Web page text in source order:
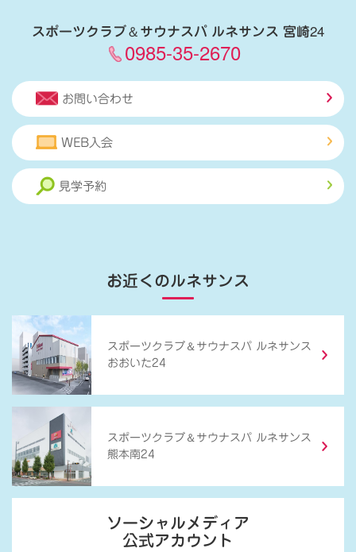
スポーツクラブ＆サウナスパ ルネサンス 宮崎24
0985-35-2670
お問い合わせ
WEB入会
見学予約
お近くのルネサンス
スポーツクラブ ＆ サウナスパ ルネサンス
おおいた24
スポーツクラブ ＆ サウナスパ ルネサンス
熊本南24
ソーシャルメディア
公式アカウント